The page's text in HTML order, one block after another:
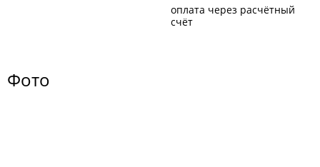
оплата через расчётный
счёт
Фото